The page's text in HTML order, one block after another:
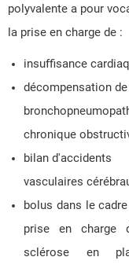
polyvalente a pour
la prise en charge de :
insuffisance
décompensation de
chronique
bilan d'accidents
vasculaires
bolus dans le
prise en charge
sclérose en